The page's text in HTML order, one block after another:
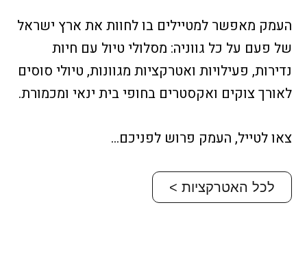
העמק מאפשר למטיילים בו לחוות את ארץ ישראל
של פעם על כל גווניה: מסלולי טיול עם חיות
נדירות, פעילויות ואטרקציות מגוונות, טיולי סוסים
לאורך צוקים ואקסטרים בחופי בית ינאי ומכמורת.
צאו לטייל, העמק פרוש לפניכם…
לכל האטרקציות >